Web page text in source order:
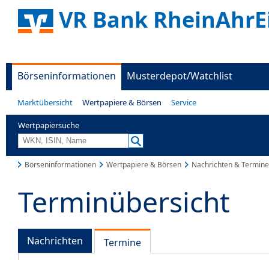
VR Bank
Börseninformationen Musterdepot/Watchlist
Marktübersicht Wertpapiere & Börsen Service
Wertpapiersuche
Börseninformationen Wertpapiere & Börsen Nachrichten & Termine
Terminübersicht
Nachrichten Termine